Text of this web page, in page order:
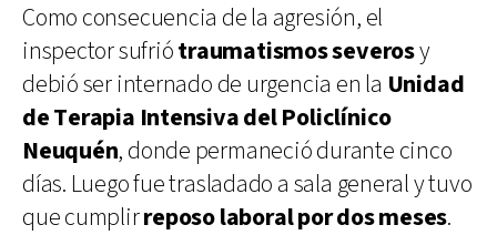
Como consecuencia de la agresión, el
inspector sufriótraumatismos severosy
debió ser internado de urgencia en la Unidad
de Terapia Intensiva del Policlínico
Neuquén, donde permaneció durante cinco
días. Luego fue trasladado a sala general y tuvo
que cumplirreposo laboral por dos meses.